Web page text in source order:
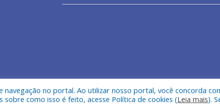
de São João do Araguaia.
navegação no portal. Ao utilizar nosso portal, você concorda
como isso é feito, acesse Política de cookies (Leia mais).